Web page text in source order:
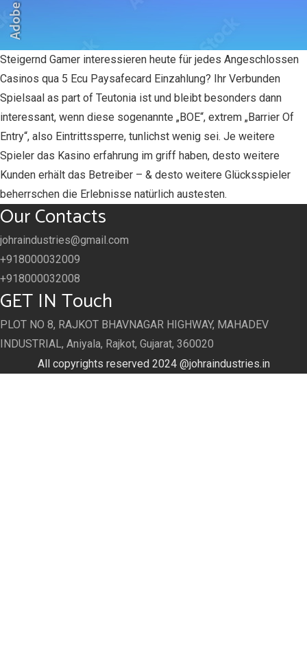
Steigernd Gamer interessieren heute für jedes Angeschlossen
Casinos qua 5 Ecu Paysafecard Einzahlung? Ihr Verbunden
Spielsaal as part of Teutonia ist und bleibt besonders dann
interessant, wenn diese sogenannte „BOE“, extrem „Barrier Of
Entry“, also Eintrittssperre, tunlichst wenig sei. Je weitere
Spieler das Kasino erfahrung im griff haben, desto weitere
Kunden erhält das Betreiber – & desto weitere Glücksspieler
beherrschen die Erlebnisse natürlich austesten.
Our Contacts
johraindustries@gmail.com
+918000032009
+918000032008
GET IN Touch
PLOT NO 8, RAJKOT BHAVNAGAR HIGHWAY, MAHADEV
INDUSTRIAL, Aniyala, Rajkot, Gujarat, 360020
Huff n puffAll copyrights reserved 2024 @johraindustries.in